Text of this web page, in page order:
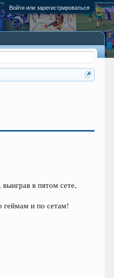
Войти или зарегистрироваться
в пятом сете,
геймам и по сетам!